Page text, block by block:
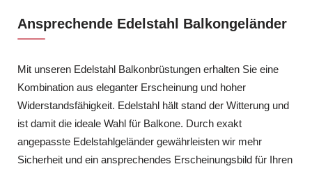
Ansprechende Edelstahl Balkongeländer
Mit unseren Edelstahl Balkonbrüstungen erhalten Sie eine
Kombination aus eleganter Erscheinung und hoher
Widerstandsfähigkeit. Edelstahl hält stand der Witterung und
ist damit die ideale Wahl für Balkone. Durch exakt
angepasste Edelstahlgeländer gewährleisten wir mehr
Sicherheit und ein ansprechendes Erscheinungsbild für Ihren